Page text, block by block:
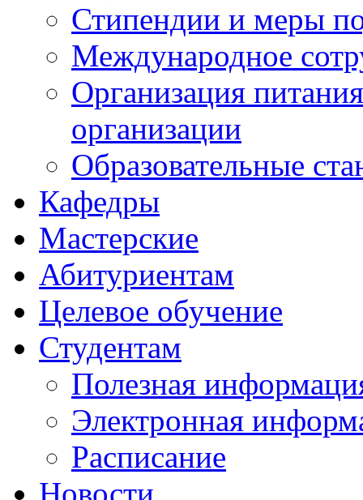
Стипендии и меры
Международное
Организация
организации
Образовательные
Кафедры
Мастерские
Абитуриентам
Целевое обучение
Студентам
Полезная
Электронная
Расписание
Новости